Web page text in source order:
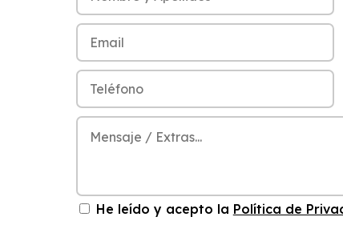
He leído y acepto la Política de